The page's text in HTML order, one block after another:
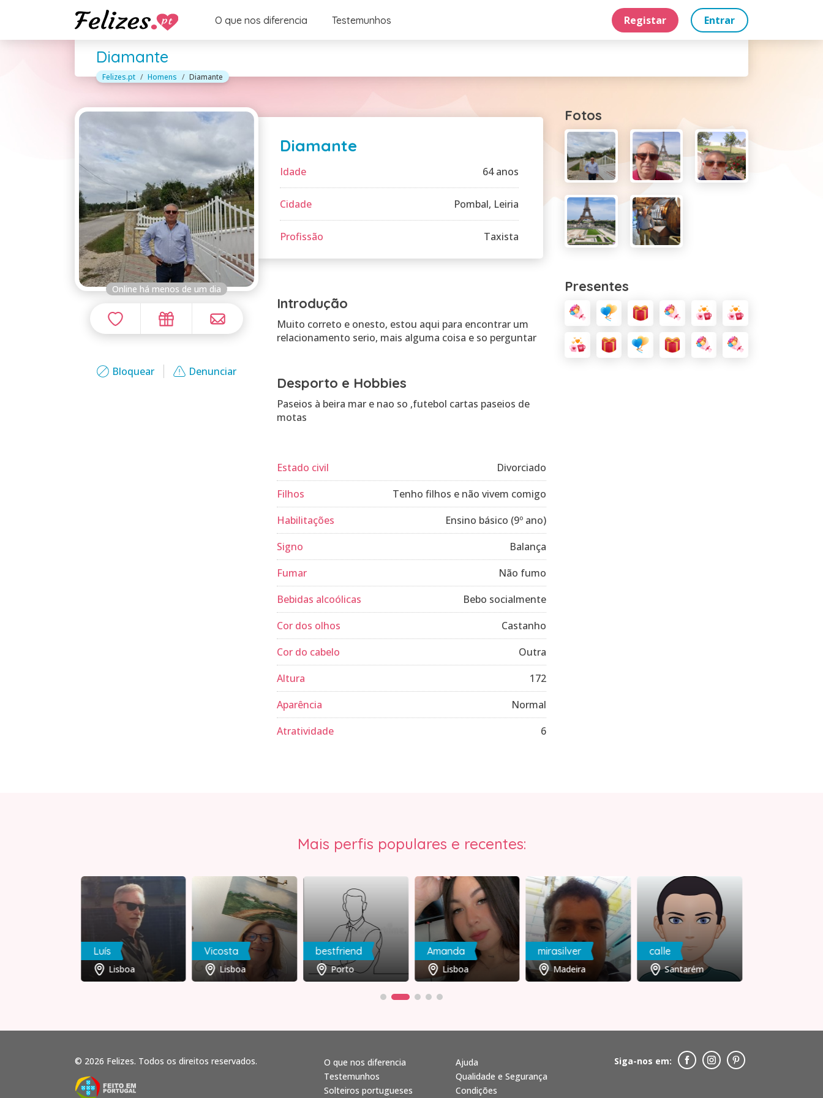
O que nos diferencia Testemunhos Registar Entrar
Diamante
Felizes.pt Homens Diamante
Online há menos de um dia
Bloquear Denunciar
Diamante
Idade 64 anos
Cidade Pombal, Leiria
Profissão Taxista
Introdução
Muito correto e onesto, estou aqui para encontrar um
relacionamento serio, mais alguma coisa e so perguntar
Desporto e Hobbies
Paseios à beira mar e nao so ,futebol cartas paseios de
motas
Estado civil
Divorciado
Filhos
Tenho filhos e não vivem comigo
Habilitações
Ensino básico (9º ano)
Signo
Balança
Fumar
Não fumo
Bebidas alcoólicas
Bebo socialmente
Cor dos olhos
Castanho
Cor do cabelo
Outra
Altura
172
Aparência
Normal
Atratividade
6
Fotos
Presentes
Mais perfis populares e recentes:
Luís
Lisboa
Vicosta
Lisboa
bestfriend
Porto
Amanda
Lisboa
mirasilver
Madeira
calle
Santarém
© 2026 Felizes. Todos os direitos reservados.
O que nos diferencia
Testemunhos
Solteiros portugueses
Ajuda
Qualidade e Segurança
Condições
Siga-nos em: